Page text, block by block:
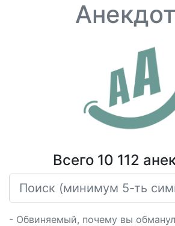
Всего 10 112
- Обвиняемый, почему вы